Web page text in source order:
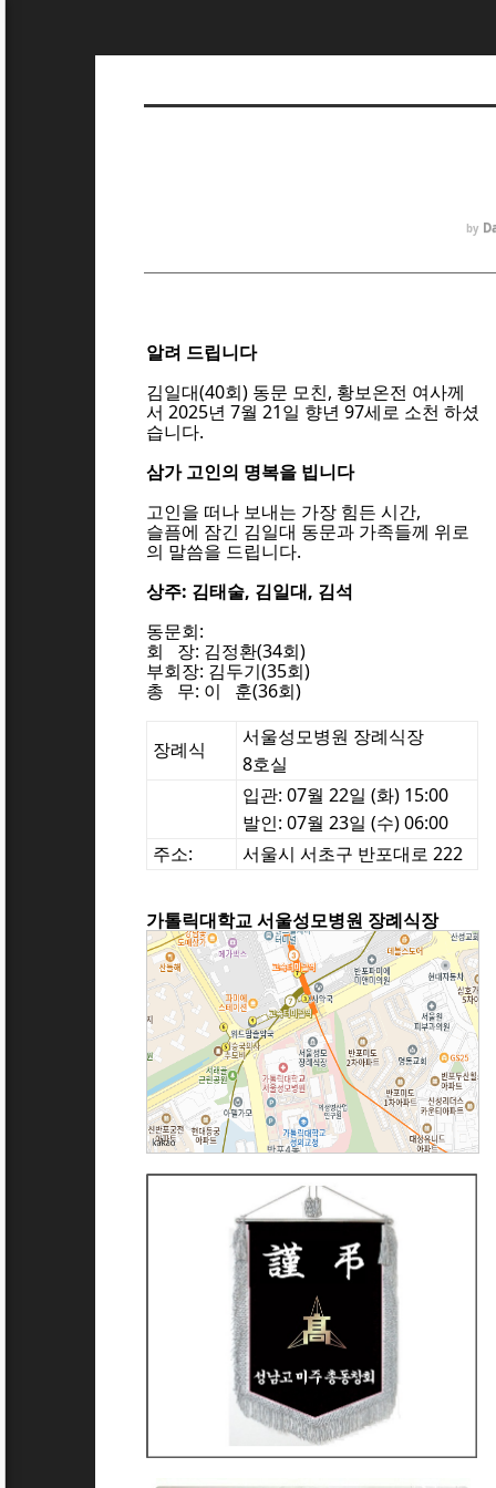
by
알려 드립니다
김일대(40회) 동문 모친, 황보온전 여사께
서 2025년 7월 21일 향년 97세로 소천 하셨
습니다.
삼가 고인의 명복을 빕니다
고인을 떠나 보내는 가장 힘든 시간,
슬픔에 잠긴 김일대 동문과 가족들께 위로
의 말씀을 드립니다.
상주: 김태술, 김일대, 김석
동문회:
회 장: 김정환(34회)
부회장: 김두기(35회)
총 무: 이 훈(36회)
장례식
서울성모병원 장례식장
8호실
입관: 07월 22일 (화) 15:00
발인: 07월 23일 (수)06:00
주소:
서울시 서초구 반포대로 222
가톨릭대학교 서울성모병원 장례식장